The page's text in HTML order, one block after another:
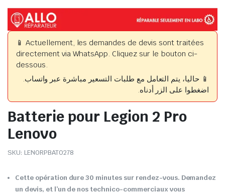
📱 Actuellement, les demandes de devis sont traitées
directement via WhatsApp. Cliquez sur le bouton ci-
dessous.
📱 حاليا، يتم التعامل مع طلبات التسعير مباشرة عبر واتساب.
اضغطوا على الزر أدناه.
Batterie pour Legion 2 Pro
Lenovo
SKU: LENORPBAT0278
Cette opération dure 30 minutes sur rendez-vous. Demandez
un devis, et l’un de nos technico-commerciaux vous